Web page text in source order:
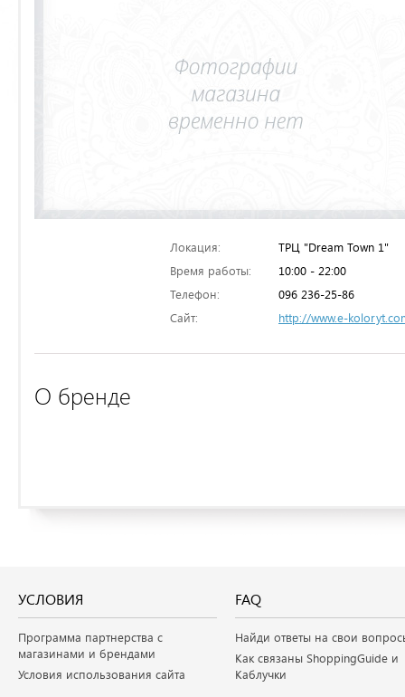
Локация:
ТРЦ "Dream Town 1"
Время работы:
10:00 - 22:00
Телефон:
096 236-25-86
Сайт:
http://www.e-
О бренде
УСЛОВИЯ
Программа партнерства с
магазинами и брендами
Условия использования сайта
FAQ
Найди ответы на свои
Как связаны ShoppingGuide и
Каблучки